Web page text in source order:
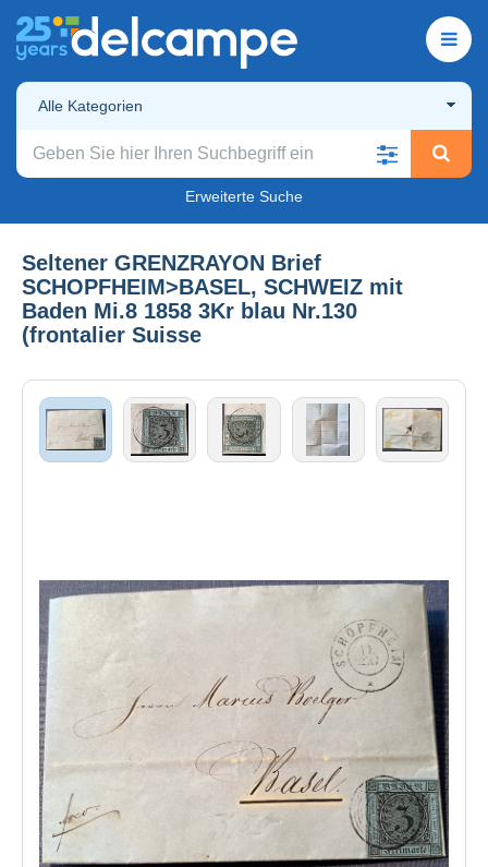
Alle Kategorien
Erweiterte Suche
Seltener GRENZRAYON Brief
SCHOPFHEIM>BASEL, SCHWEIZ mit
Baden Mi.8 1858 3Kr blau Nr.130
(frontalier Suisse